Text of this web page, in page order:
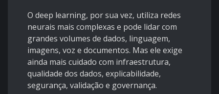
O deep learning, por sua vez, utiliza redes
neurais mais complexas e pode lidar com
grandes volumes de dados, linguagem,
imagens, voz e documentos. Mas ele exige
ainda mais cuidado com infraestrutura,
qualidade dos dados, explicabilidade,
segurança, validação e governança.